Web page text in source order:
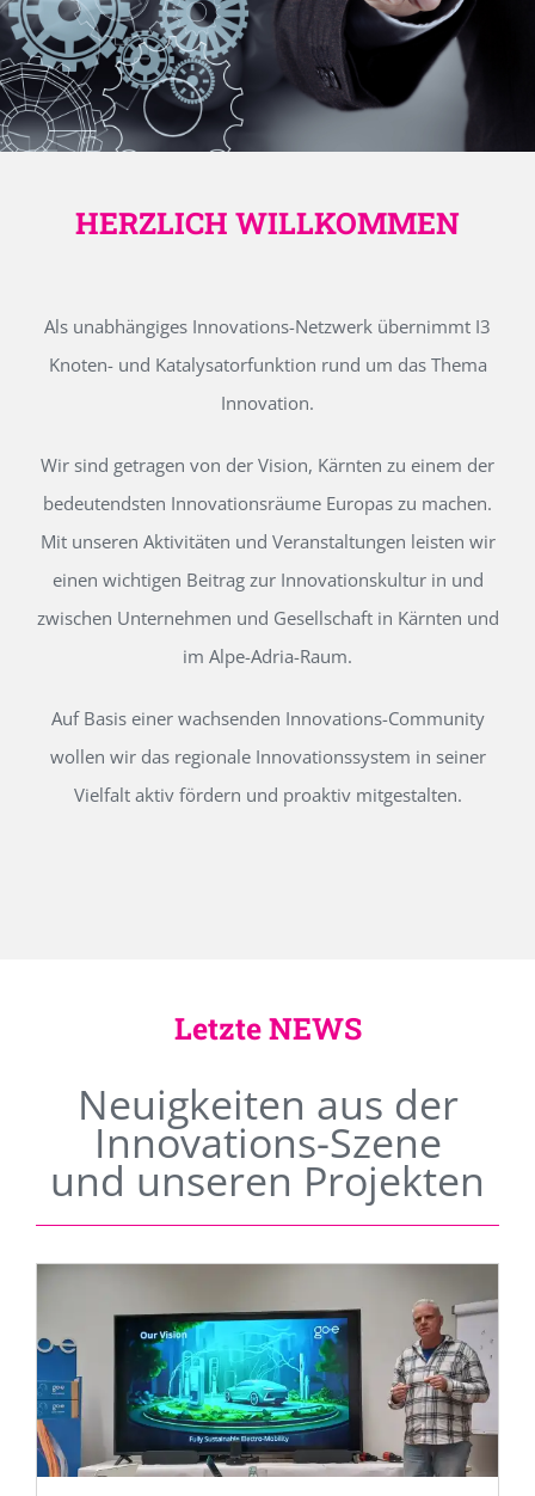
HERZLICH WILLKOMMEN
Als unabhängiges Innovations-Netzwerk übernimmt I3
Knoten- und Katalysatorfunktion rund um das Thema
Innovation.
Wir sind getragen von der Vision, Kärnten zu einem der
bedeutendsten Innovationsräume Europas zu machen.
Mit unseren Aktivitäten und Veranstaltungen leisten wir
einen wichtigen Beitrag zur Innovationskultur in und
zwischen Unternehmen und Gesellschaft in Kärnten und
im Alpe-Adria-Raum.
Auf Basis einer wachsenden Innovations-Community
wollen wir das regionale Innovationssystem in seiner
Vielfalt aktiv fördern und proaktiv mitgestalten.
Letzte NEWS
Neuigkeiten aus der
Innovations-Szene
und unseren Projekten